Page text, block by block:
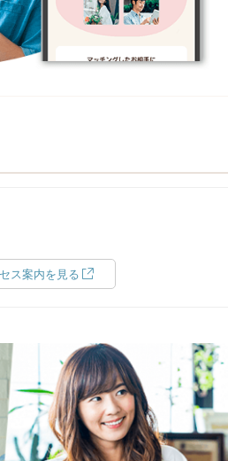
ス案内を見る